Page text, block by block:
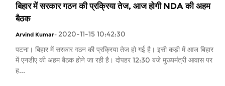
बिहार में सरकार गठन की प्रक्रिया तेज, आज होगी NDA की अहम
बैठक
Arvind Kumar- 2020-11-15 10:42:30
पटना। बिहार में सरकार गठन की प्रक्रिया तेज हो गई है। इसी कड़ी में आज बिहार
में एनडीए की अहम बैठक होने जा रही है। दोपहर 12:30 बजे मुख्यमंत्री आवास पर
ह...